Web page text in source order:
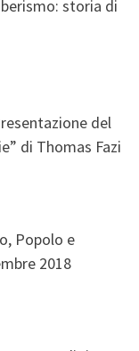
storia di
del
di Thomas Fazi
Popolo e
2018